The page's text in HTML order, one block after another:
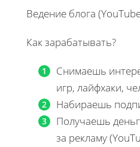
Ведение блога
Как зарабатывать?
Снимаешь
игр, лайфхаки,
Набираешь
Получаешь
за рекламу